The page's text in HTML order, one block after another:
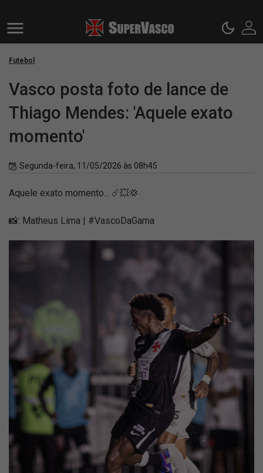
Futebol
Vasco posta foto de lance de
Thiago Mendes: 'Aquele exato
momento'
Segunda-feira, 11/05/2026 às 08h45
Aquele exato momento... ☄️💥💢
📸: Matheus Lima | #VascoDaGama